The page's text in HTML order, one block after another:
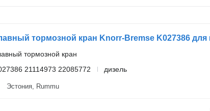
тормозной кран
21114973 22085772
дизель
Эстония, Rummu